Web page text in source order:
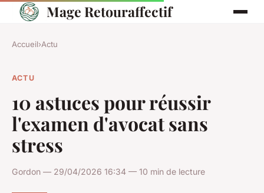
Mage Retouraffectif
Accueil›Actu
ACTU
10 astuces pour réussir
l'examen d'avocat sans
stress
Gordon — 29/04/2026 16:34 — 10 min de lecture